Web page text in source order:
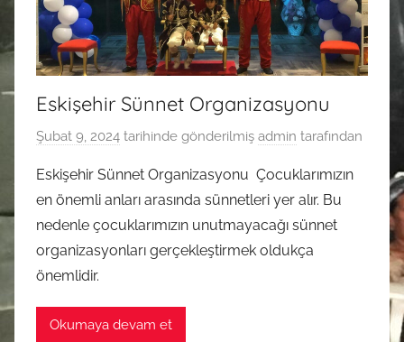
Eskişehir Sünnet Organizasyonu
Şubat 9, 2024 tarihinde gönderilmiş admin tarafından
Eskişehir Sünnet Organizasyonu Çocuklarımızın
en önemli anları arasında sünnetleri yer alır. Bu
nedenle çocuklarımızın unutmayacağı sünnet
organizasyonları gerçekleştirmek oldukça
önemlidir.
Okumaya devam et